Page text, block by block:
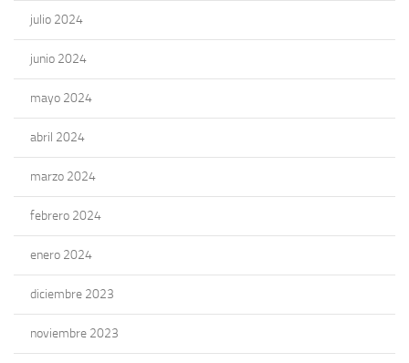
julio 2024
junio 2024
mayo 2024
abril 2024
marzo 2024
febrero 2024
enero 2024
diciembre 2023
noviembre 2023